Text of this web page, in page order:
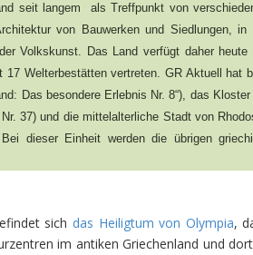
seit langem
als Treffpunkt von
von Bauwerken und Siedlungen, in
Volkskunst. Das Land verfügt daher
17 Welterbestätten vertreten. GR Aktuell hat
Das besondere Erlebnis Nr. 8“), das
37) und die mittelalterliche Stadt von
dieser Einheit werden die übrigen
sich das Heiligtum von Olympia,
im antiken Griechenland und